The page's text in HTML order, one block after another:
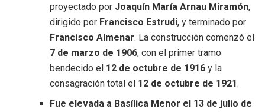
proyectado por Joaquín María Arnau Miramón,
dirigido por Francisco Estrudi, y terminado por
Francisco Almenar. La construcción comenzó el
7 de marzo de 1906, con el primer tramo
bendecido el 12 de octubre de 1916y la
consagración total el 12 de octubre de 1921.
Fue elevada a Basílica Menor el 13 de julio de